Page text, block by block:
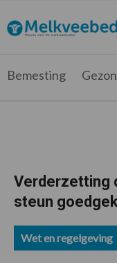
de
hoofdnavigatie
de
hoofd
de
eerste
de
voettekst
Melkveebedrijf.be
Nieuws
melkveehouder
Bemesting
Verderzetting
steun
Wet en regelgeving